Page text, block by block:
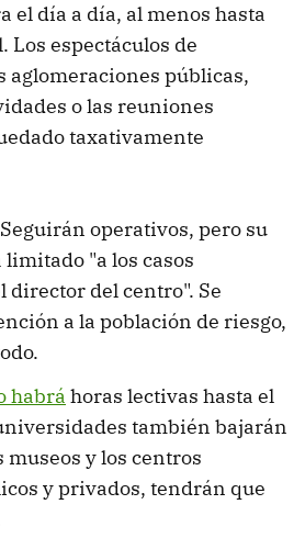
el día a día, al menos hasta
espectáculos de
aglomeraciones públicas,
o las reuniones
taxativamente
operativos, pero su
limitado "a los casos
director del centro". Se
a la población de riesgo,
habrá horas lectivas hasta el
también bajarán
museos y los centros
y privados, tendrán que